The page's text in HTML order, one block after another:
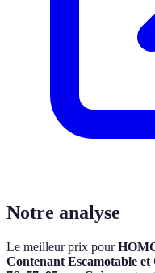
Notre analyse
Le meilleur prix pour
Contenant Escamotable et